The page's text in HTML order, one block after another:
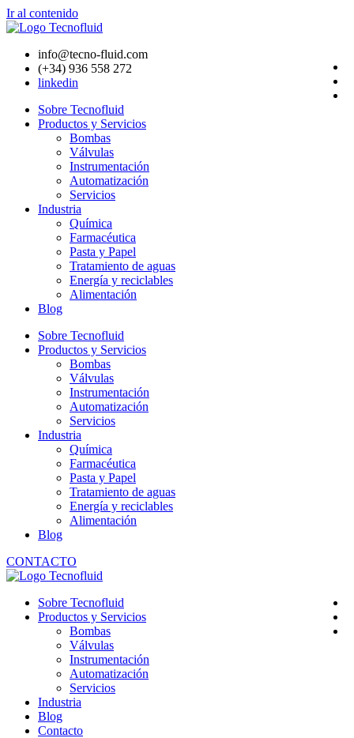
Ir al contenido
info@tecno-fluid.com
(+34) 936 558 272
linkedin
Sobre Tecnofluid
Productos y Servicios
Bombas
Válvulas
Instrumentación
Automatización
Servicios
Industria
Química
Farmacéutica
Pasta y Papel
Tratamiento de aguas
Energía y reciclables
Alimentación
Blog
Sobre Tecnofluid
Productos y Servicios
Bombas
Válvulas
Instrumentación
Automatización
Servicios
Industria
Química
Farmacéutica
Pasta y Papel
Tratamiento de aguas
Energía y reciclables
Alimentación
Blog
CONTACTO
Sobre Tecnofluid
Productos y Servicios
Bombas
Válvulas
Instrumentación
Automatización
Servicios
Industria
Blog
Contacto